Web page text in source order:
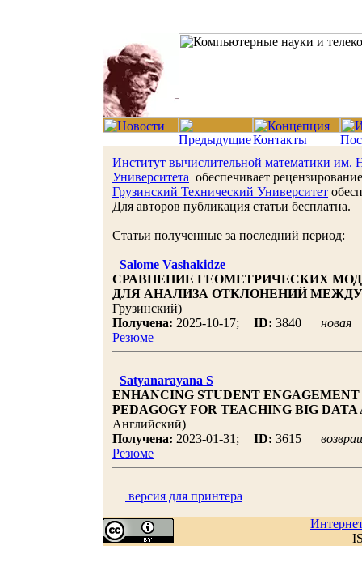
Институт вычислительной математики им.
Университета обеспечивает
Грузинский Технический Университет
Для авторов публикация статьи бесплатна.
Статьи полученные за последний период:
Salome Vashakidze
СРАВНЕНИЕ ГЕОМЕТРИЧЕСКИХ
ДЛЯ АНАЛИЗА ОТКЛОНЕНИЙ
Грузинский)
Получена: 2025-10-17; ID: 3840
новая
Резюме
Satyanarayana S
ENHANCING STUDENT
PEDAGOGY FOR TEACHING BIG
Английский)
Получена: 2023-01-31; ID: 3615
Резюме
версия для принтера